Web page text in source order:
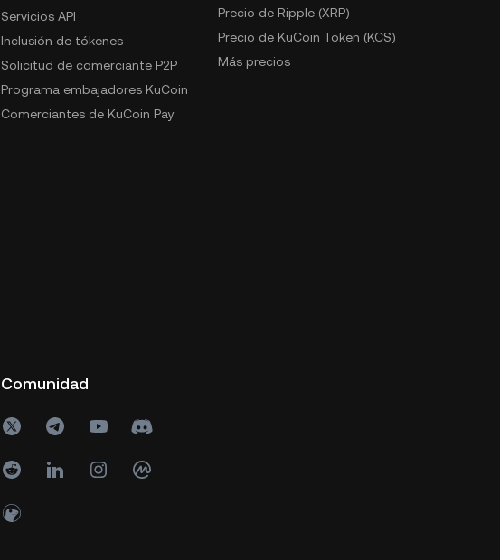
Servicios API
Inclusión de tókenes
Solicitud de comerciante P2P
Programa embajadores KuCoin
Comerciantes de KuCoin Pay
Precio de Ripple (XRP)
Precio de KuCoin Token (KCS)
Más precios
Comunidad